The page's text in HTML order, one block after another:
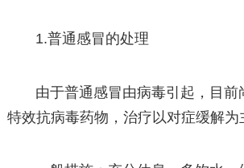
1.普通感冒的处理
由于普通感冒由病毒引起，目前
特效抗病毒药物，治疗以对症缓解为